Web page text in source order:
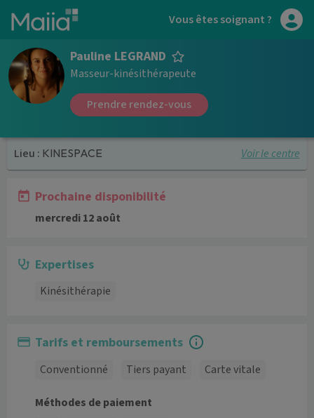
Aller au contenu principal Vous êtes soignant ?
Pauline LEGRAND
Masseur-kinésithérapeute
Prendre rendez-vous
Lieu : KINESPACE Voir le centre
Prochaine disponibilité
mercredi 12 août
Expertises
Kinésithérapie
Tarifs et remboursements
Conventionné Tiers payant Carte vitale
Méthodes de paiement